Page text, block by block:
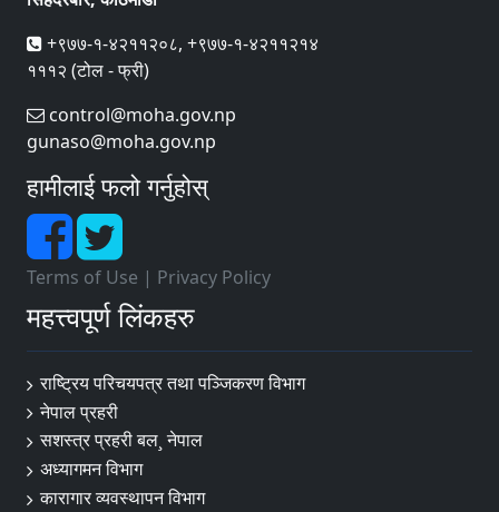
+९७७-१-४२११२०८, +९७७-१-४२११२१४
१११२ (टोल - फ्री)
control@moha.gov.np
gunaso@moha.gov.np
हामीलाई फलो गर्नुहोस्
Terms of Use | Privacy Policy
महत्त्वपूर्ण लिंकहरु
राष्ट्रिय परिचयपत्र तथा पञ्‍जिकरण विभाग
नेपाल प्रहरी
सशस्त्र प्रहरी बल¸ नेपाल
अध्यागमन विभाग
कारागार व्यवस्थापन विभाग